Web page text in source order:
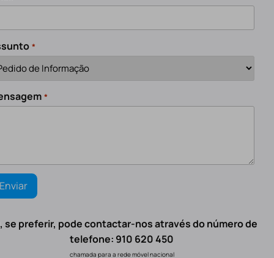
*
*
se preferir, pode contactar-nos através do número de
telefone: 910 620 450
chamada para a rede móvel nacional